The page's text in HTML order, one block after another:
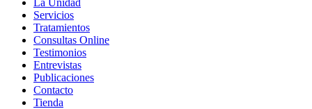
Servicios
Tratamientos
Consultas Online
Testimonios
Entrevistas
Publicaciones
Contacto
Tienda